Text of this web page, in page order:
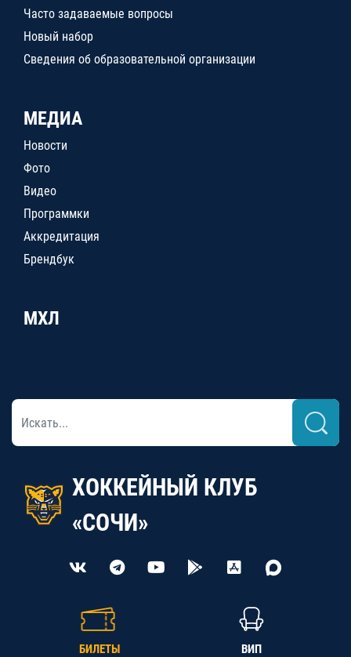
Часто задаваемые вопросы
Новый набор
Сведения об образовательной организации
МЕДИА
Новости
Фото
Видео
Программки
Аккредитация
Брендбук
МХЛ
ХОККЕЙНЫЙ КЛУБ
«СОЧИ»
БИЛЕТЫ ВИП